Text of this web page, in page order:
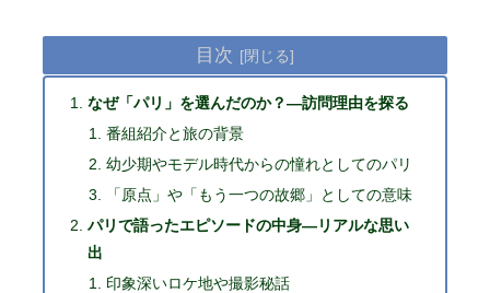
目次
なぜ「パリ」を選んだのか？—訪問理由を探る
番組紹介と旅の背景
幼少期やモデル時代からの憧れとしてのパリ
「原点」や「もう一つの故郷」としての意味
パリで語ったエピソードの中身—リアルな思い
出
印象深いロケ地や撮影秘話